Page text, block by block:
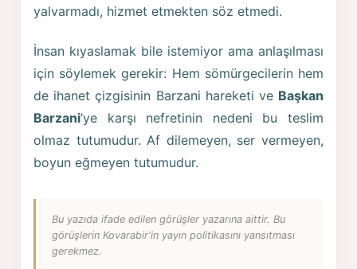
yalvarmadı, hizmet etmekten söz etmedi.
İnsan kıyaslamak bile istemiyor ama anlaşılması
için söylemek gerekir: Hem sömürgecilerin hem
de ihanet çizgisinin Barzani hareketi ve Başkan
Barzani’ye karşı nefretinin nedeni bu teslim
olmaz tutumudur. Af dilemeyen, ser vermeyen,
boyun eğmeyen tutumudur.
Bu yazıda ifade edilen görüşler yazarına aittir. Bu
görüşlerin Kovarabir'in yayın politikasını yansıtması
gerekmez.